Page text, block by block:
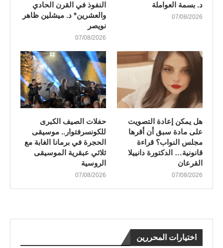
د. بسمة العواملة
07/08/2026
النفوذ في القرن الحادي
والعشرين* د. ميشلين ظاهر
نويصر
07/08/2026
هل يمكن إعادة التصويت
على مادة سبق أن أقرها
مجلس النواب؟ قراءة
قانونية… الدكتورة دانييلا
القرعان
07/08/2026
​حفلات الصيف الكبرى
للكونسرفتوار.. موسيقى
الحجرة في برمانا الغابة مع
ثلاثي عبقرية الموسيقى
الروسية
07/08/2026
اختيارات المحررين